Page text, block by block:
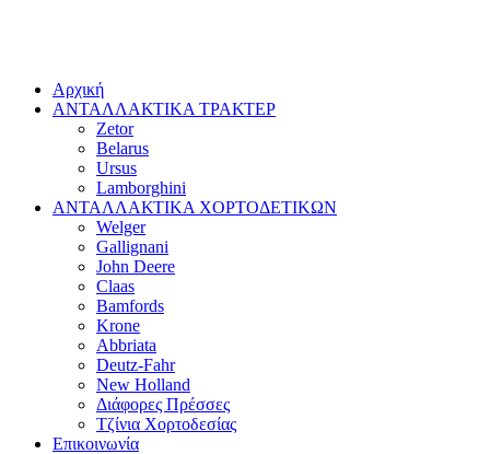
Αρχική
ΑΝΤΑΛΛΑΚΤΙΚΑ ΤΡΑΚΤΕΡ
Zetor
Belarus
Ursus
Lamborghini
ΑΝΤΑΛΛΑΚΤΙΚΑ ΧΟΡΤΟΔΕΤΙΚΩΝ
Welger
Gallignani
John Deere
Claas
Bamfords
Krone
Abbriata
Deutz-Fahr
New Holland
Διάφορες Πρέσσες
Τζίνια Χορτοδεσίας
Επικοινωνία